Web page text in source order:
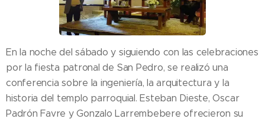
En la noche del sábado y siguiendo con las celebraciones
por la fiesta patronal de San Pedro, se realizó una
conferencia sobre la ingeniería, la arquitectura y la
historia del templo parroquial. Esteban Dieste, Oscar
Padrón Favre y Gonzalo Larrembebere ofrecieron su